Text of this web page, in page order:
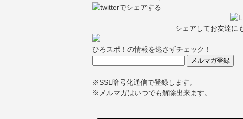
シェアしてお友達に
ひろスポ！の情報を逃さずチェック！
※SSL暗号化通信で登録します。
※メルマガはいつでも解除出来ます。